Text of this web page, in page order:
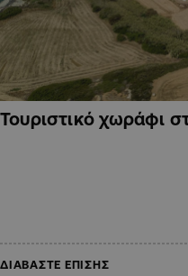
Τουριστικό χωράφι
ΔΙΑΒΑΣΤΕ ΕΠΙΣΗΣ